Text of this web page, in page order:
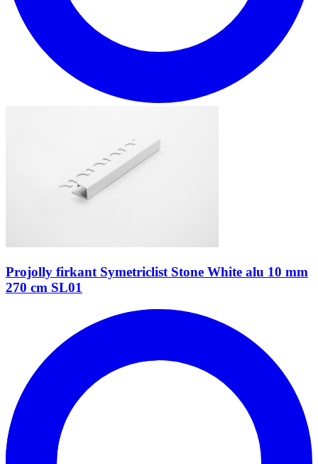
Projolly firkant Symetriclist Stone White alu 10 mm
270 cm SL01